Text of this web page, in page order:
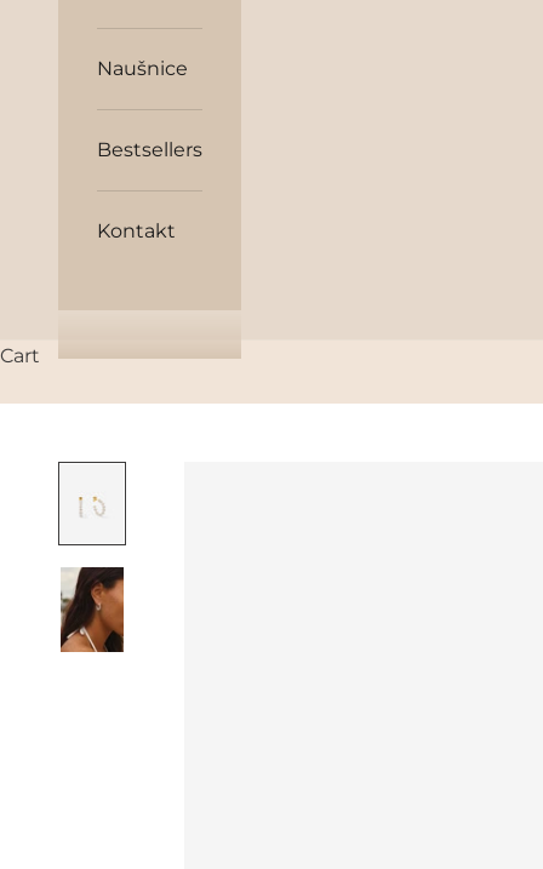
Naušnice
Bestsellers
Kontakt
Cart